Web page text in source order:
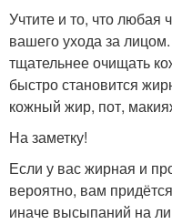
Учтите и то, что любая
вашего ухода за
тщательнее очищать
быстро становится
кожный жир, пот,
На заметку!
Если у вас жирная и
вероятно, вам
иначе высыпаний на